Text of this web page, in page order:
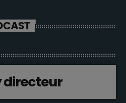
directeur